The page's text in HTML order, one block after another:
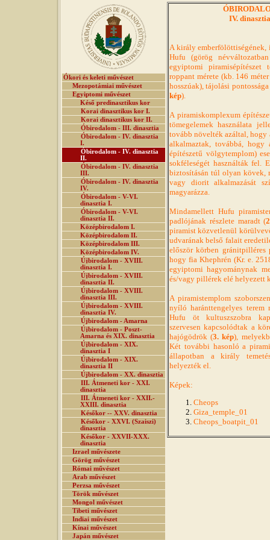
Ókori és keleti művészet
Mezopotámiai művészet
Egyiptomi művészet
Késő predinasztikus kor
Korai dinasztikus kor I.
Korai dinasztikus kor II.
Óbirodalom - III. dinasztia
Óbirodalom - IV. dinasztia
I.
Óbirodalom - IV. dinasztia
II.
Óbirodalom - IV. dinasztia
III.
Óbirodalom - IV. dinasztia
IV.
Óbirodalom - V-VI.
dinasztia I.
Óbirodalom - V-VI.
dinasztia II.
Középbirodalom I.
Középbirodalom II.
Középbirodalom III.
Középbirodalom IV.
Újbirodalom - XVIII.
dinasztia I.
Újbirodalom - XVIII.
dinasztia II.
Újbirodalom - XVIII.
dinasztia III.
Újbirodalom - XVIII.
dinasztia IV.
Újbirodalom - Amarna
Újbirodalom - Poszt-
Amarna és XIX. dinasztia
Újbirodalom - XIX.
dinasztia I
Újbirodalom - XIX.
dinasztia II
Újbirodalom - XX. dinasztia
III. Átmeneti kor - XXI.
dinasztia
III. Átmeneti kor - XXII.-
XXIII. dinasztia
Későkor -- XXV. dinasztia
Későkor - XXVI. (Szaiszi)
dinasztia
Későkor - XXVII-XXX.
dinasztia
Izrael művészete
Görög művészet
Római művészet
Arab művészet
Perzsa művészet
Török művészet
Mongol művészet
Tibeti művészet
Indiai művészet
Kínai művészet
Japán művészet
IV.
A király
Hufu (görög
egyiptomi piramisépítészet
roppant mérete (kb. 146
hosszúak), tájolási
kép).
A piramiskomplexum
tömegelemek használata
tovább növelték azáltal, hogy
alkalmaztak, továbbá, hogy
építészetű völgytemplom)
sokféleségét használták fel.
biztosításán túl olyan kövek,
vagy diorit alkalmazását
magyarázza.
Mindamellett Hufu
padlójának részlete maradt (
piramist közvetlenül
udvarának belső falait
először körben gránitpilléres
hogy fia Khephrén (Kr. e.
egyiptomi hagyománynak
és/vagy pillérek elé helyezett
A piramistemplom
nyíló haránttengelyes terem
Hufu öt kultuszszobra
szervesen kapcsolódtak a
hajógödrök (3. kép),
Két további hasonló a
állapotban a király
helyezték el.
Képek:
Cheops
Giza_temple_01
Cheops_boatpit_01